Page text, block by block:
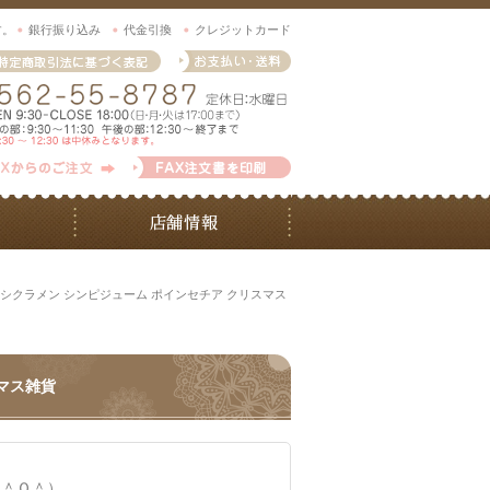
銀行振り込み 代金引換 クレジットカード
クラメン シンピジューム ポインセチア クリスマス
ス雑貨